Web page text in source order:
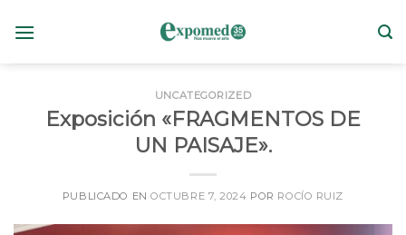
UNCATEGORIZED
Exposición «FRAGMENTOS DE
UN PAISAJE».
PUBLICADO ENOCTUBRE 7, 2024 POR ROCÍO RUIZ